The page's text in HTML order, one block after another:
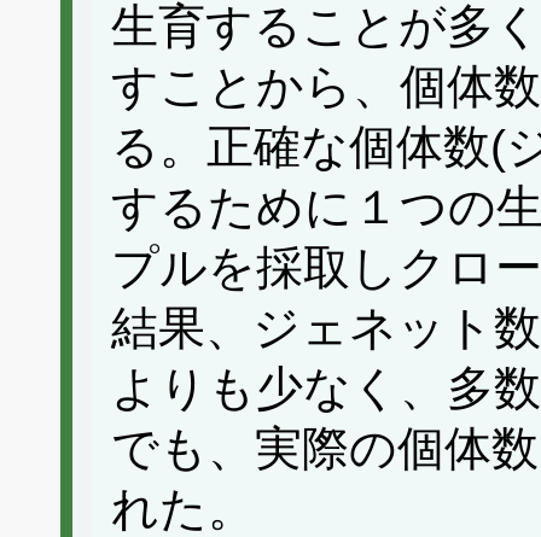
生育することが多
すことから、個体
る。正確な個体数(
するために１つの
プルを採取しクロ
結果、ジェネット
よりも少なく、多
でも、実際の個体
れた。